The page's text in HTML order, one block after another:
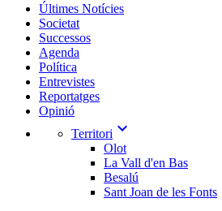
Últimes Notícies
Societat
Successos
Agenda
Política
Entrevistes
Reportatges
Opinió
Territori expand_more
Olot
La Vall d'en Bas
Besalú
Sant Joan de les Fonts